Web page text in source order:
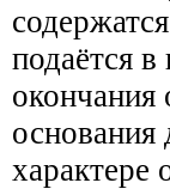
подаётся
окончания
характере